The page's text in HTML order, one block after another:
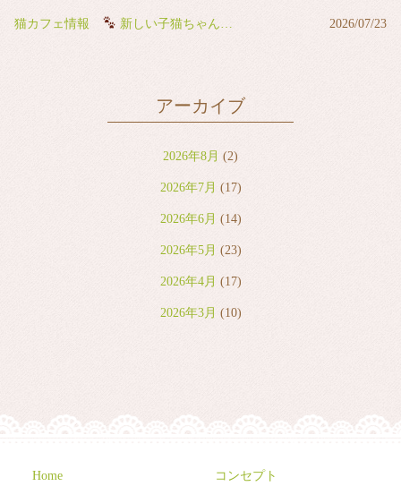
猫カフェ情報 新しい子猫ちゃんが猫カフェデビューしました 2026/07/23
アーカイブ
2026年8月 (2)
2026年7月 (17)
2026年6月 (14)
2026年5月 (23)
2026年4月 (17)
2026年3月 (10)
2025年11月
2025年10月(9)
Home コンセプト